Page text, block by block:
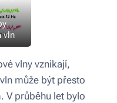
vln
vlny vznikají,
může být přesto
V průběhu let bylo